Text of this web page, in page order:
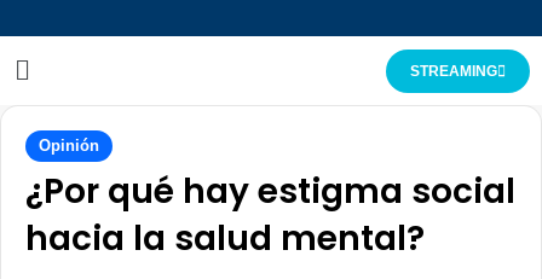
STREAMING
Opinión
¿Por qué hay estigma social
hacia la salud mental?